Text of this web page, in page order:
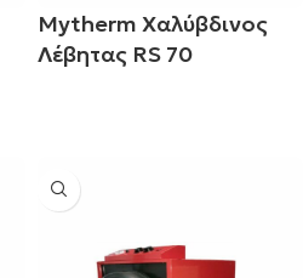
Mytherm Χαλύβδινος
Λέβητας RS 70